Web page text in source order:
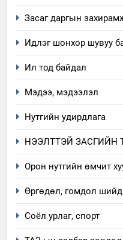
Засаг даргын
Идлэг шонхор шувуу
Ил тод байдал
Мэдээ, мэдээлэл
Нутгийн удирдлага
НЭЭЛТТЭЙ ЗАСГИЙН
Орон нутгийн өмчит
Өргөдөл, гомдол
Соёл урлаг, спорт
ИЛ
1